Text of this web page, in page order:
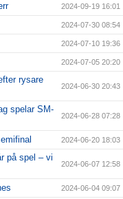
2024-09-19 16:01
2024-07-30 08:54
2024-07-10 19:36
2024-07-05 20:20
rysare
2024-06-30 20:43
spelar SM-
2024-06-28 07:28
2024-06-20 18:03
på spel – vi
2024-06-07 12:58
2024-06-04 09:07